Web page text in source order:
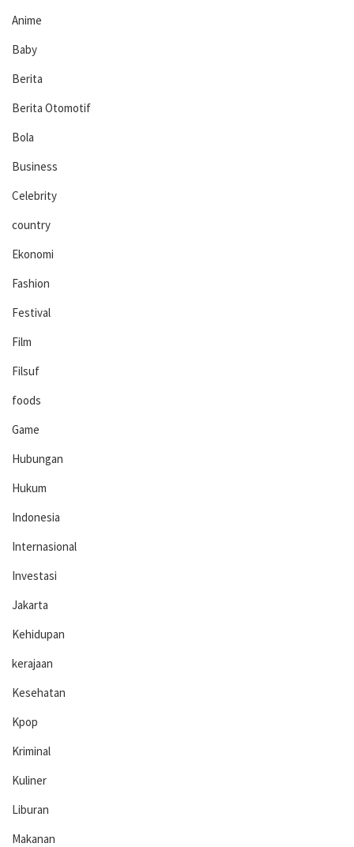
Anime
Baby
Berita
Berita Otomotif
Bola
Business
Celebrity
country
Ekonomi
Fashion
Festival
Film
Filsuf
foods
Game
Hubungan
Hukum
Indonesia
Internasional
Investasi
Jakarta
Kehidupan
kerajaan
Kesehatan
Kpop
Kriminal
Kuliner
Liburan
Makanan